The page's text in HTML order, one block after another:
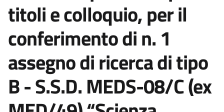
titoli e colloquio, per il
conferimento di n. 1
assegno di ricerca di tipo
B - S.S.D. MEDS-08/C (ex